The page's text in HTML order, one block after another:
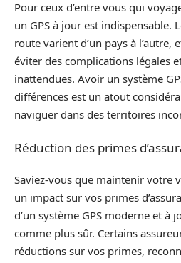
Pour ceux d’entre vous qui
un GPS à jour est indispensable.
route varient d’un pays à
éviter des complications légales
inattendues. Avoir un système
différences est un atout
naviguer dans des territoires
Réduction des primes
Saviez-vous que maintenir votre
un impact sur vos primes
d’un système GPS moderne et à
comme plus sûr. Certains
réductions sur vos primes,